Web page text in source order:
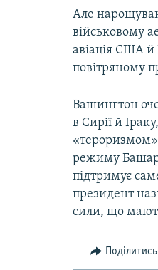
Але
військовому
авіація США й
повітряному
Вашингтон
в Сирії й
режиму
підтримує
президент
сили, що
Поділитись